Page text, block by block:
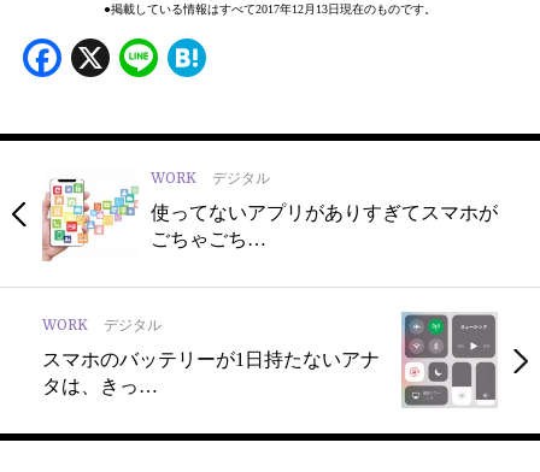
●掲載している情報はすべて2017年12月13日現在のものです。
Facebook
X Line
WORK デジタル
使ってないアプリがありすぎてスマホが
ごちゃごち…
WORK デジタル
スマホのバッテリーが1日持たないアナ
タは、きっ…